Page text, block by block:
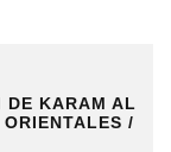
DE KARAM AL
/